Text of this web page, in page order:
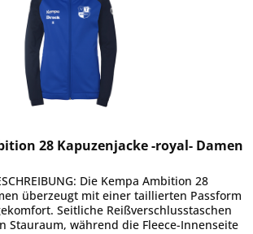
28 Kapuzenjacke -royal- Damen
Die Kempa Ambition 28
überzeugt mit einer taillierten Passform
Seitliche Reißverschlusstaschen
Stauraum, während die Fleece-Innenseite